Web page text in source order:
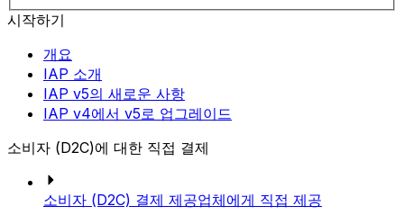
시작하기
개요
IAP 소개
IAP v5의 새로운 사항
IAP v4에서 v5로 업그레이드
소비자 (D2C)에 대한 직접 결제
소비자 (D2C) 결제 제공업체에게 직접 제공